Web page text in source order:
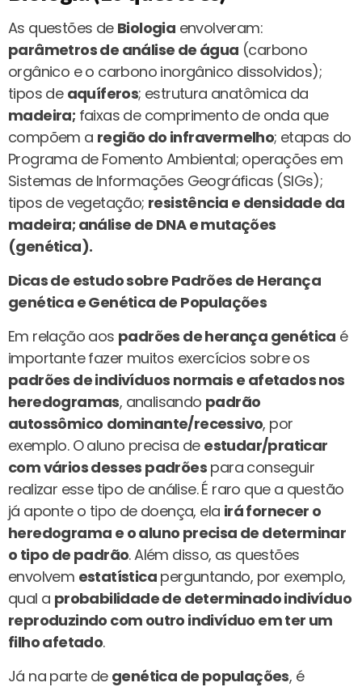
As questões de Biologia envolveram:
parâmetros de análise de água (carbono
orgânico e o carbono inorgânico dissolvidos);
tipos de aquíferos; estrutura anatômica da
madeira; faixas de comprimento de onda que
compõem a região do infravermelho; etapas do
Programa de Fomento Ambiental; operações em
Sistemas de Informações Geográficas (SIGs);
tipos de vegetação; resistência e densidade da
madeira; análise de DNA e mutações
(genética).
Dicas de estudo sobre Padrões de Herança
genética e Genética de Populações
Em relação aos padrões de herança genética é
importante fazer muitos exercícios sobre os
padrões de indivíduos normais e afetados nos
heredogramas, analisando padrão
autossômico dominante/recessivo, por
exemplo. O aluno precisa de estudar/praticar
com vários desses padrões para conseguir
realizar esse tipo de análise. É raro que a questão
já aponte o tipo de doença, ela irá fornecer o
heredograma e o aluno precisa de determinar
o tipo de padrão. Além disso, as questões
envolvem estatística perguntando, por exemplo,
qual a probabilidade de determinado indivíduo
reproduzindo com outro indivíduo em ter um
filho afetado.
Já na parte de genética de populações, é